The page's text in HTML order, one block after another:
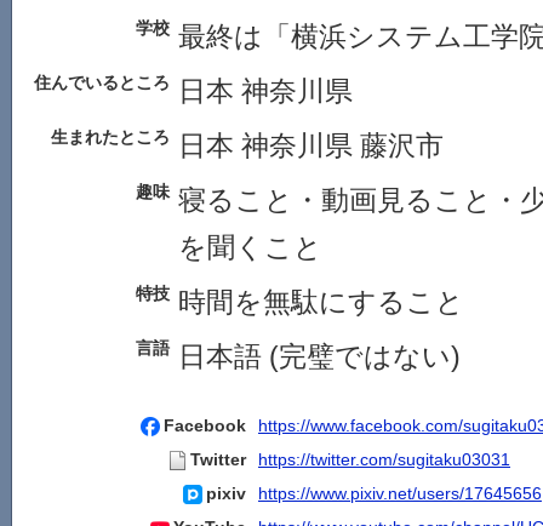
学校 最終は「横浜システム工学
住んでいるところ 日本 神奈川県
生まれたところ 日本 神奈川県 藤沢市
趣味 寝ること・動画見ること・
を聞くこと
特技 時間を無駄にすること
言語 日本語 (完璧ではない)
Facebook
https://www.facebook.com/
Twitter
https://twitter.com/sugitaku03031
pixiv
https://www.pixiv.net/users/17645656